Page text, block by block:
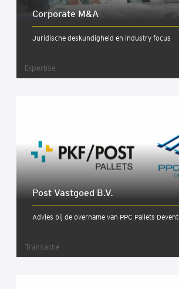
Cor­po­ra­te M&A
Juridische deskundigheid en industry focus
Expertise
Post Vast­goed B.V.
Advies bij de overname van PPC Pallets
Transactie